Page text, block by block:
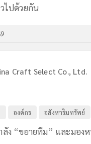
ไปด้วยกัน
Craft Select Co., Ltd.
องค์กร อสังหาริมทรัพย์
ลัง “ขยายทีม” และมอง